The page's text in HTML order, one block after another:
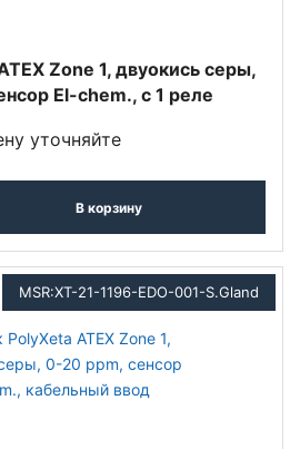
Zone 1, двуокись серы,
El-chem., с 1 реле
уточняйте
В корзину
MSR:XT-21-1196-EDO-001-S.Gland